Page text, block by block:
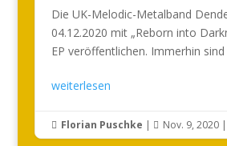
Die UK-Melodic-Metalband
04.12.2020 mit „Reborn into
EP veröffentlichen. Immerhin sind
weiterlesen
 Florian Puschke |  Nov. 9, 2020|